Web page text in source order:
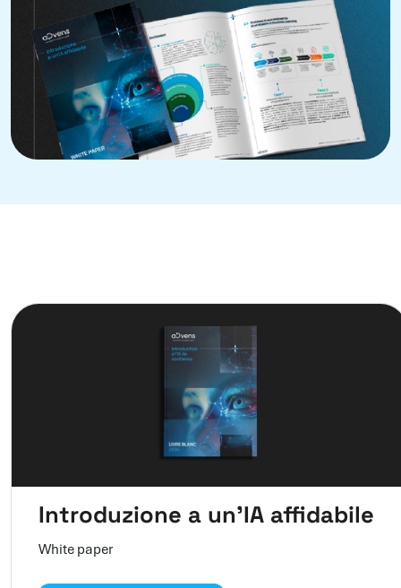
Introduzione a un’IA affidabile
White paper